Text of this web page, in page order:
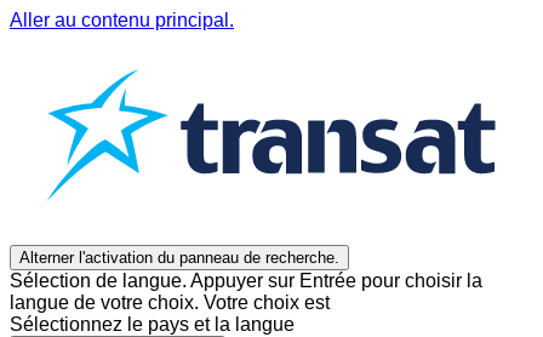
Aller au contenu principal.
Alterner l'activation du panneau de recherche.
Sélection de langue. Appuyer sur Entrée pour choisir la
langue de votre choix. Votre choix est
Sélectionnez le pays et la langue